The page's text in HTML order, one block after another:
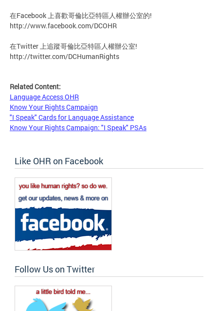
在Facebook 上喜歡哥倫比亞特區人權辦公室的!
http://www.facebook.com/DCOHR
在Twitter 上追蹤哥倫比亞特區人權辦公室!
http://twitter.com/DCHumanRights
Related Content:
Language Access OHR
Know Your Rights Campaign
"I Speak" Cards for Language Assistance
Know Your Rights Campaign: "I Speak" PSAs
Like OHR on Facebook
Follow Us on Twitter